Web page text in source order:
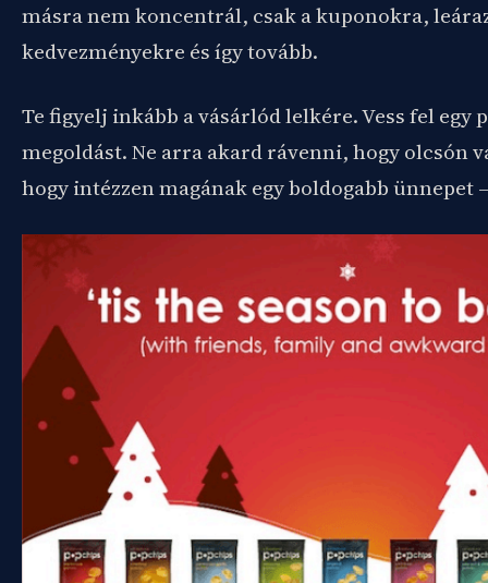
másra nem koncentrál, csak a kuponokra,
kedvezményekre és így tovább.
Te figyelj inkább a vásárlód lelkére. Vess fel egy
megoldást. Ne arra akard rávenni, hogy olcsón
hogy intézzen magának egy boldogabb ünnepet